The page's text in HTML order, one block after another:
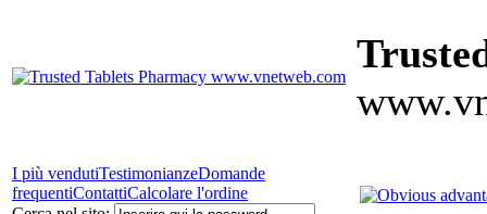
I più vendutiTestimonianzeDomande
frequentiContattiCalcolare l'ordine